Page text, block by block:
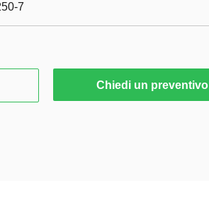
7
Chiedi un preventivo